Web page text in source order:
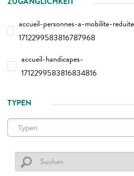
accueil-personnes-a-mobilite-
1712299583816787968
accueil-handicapes-
1712299583816834816
TYPEN